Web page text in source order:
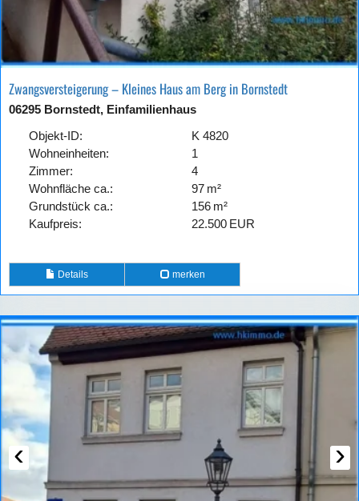
Zwangsversteigerung – Kleines Haus am Berg in Bornstedt
06295 Bornstedt, Einfamilienhaus
Objekt-ID:
K 4820
Wohneinheiten:
1
Zimmer:
4
Wohnfläche ca.:
97 m²
Grund­stück ca.:
156 m²
Kaufpreis:
22.500 EUR
Details merken
‹ ›